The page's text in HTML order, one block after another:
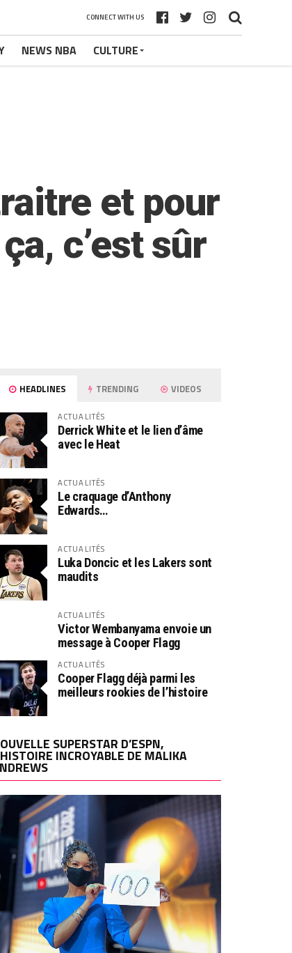
CONNECT WITH US
NEWS NBA CULTURE
et pour
c’est sûr
HEADLINES TRENDING VIDEOS
ACTUALITÉS
Derrick White et le lien d’âme
avec le Heat
ACTUALITÉS
Le craquage d’Anthony
Edwards…
ACTUALITÉS
Luka Doncic et les Lakers sont
maudits
ACTUALITÉS
Victor Wembanyama envoie un
message à Cooper Flagg
ACTUALITÉS
Cooper Flagg déjà parmi les
meilleurs rookies de l’histoire
SUPERSTAR D’ESPN,
INCROYABLE DE MALIKA